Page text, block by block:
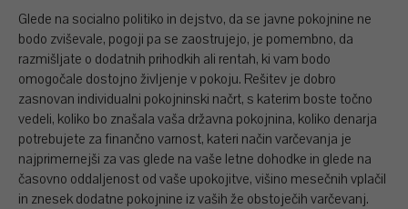
Glede na socialno politiko in dejstvo, da se javne pokojnine ne
bodo zviševale, pogoji pa se zaostrujejo, je pomembno, da
razmišljate o dodatnih prihodkih ali rentah, ki vam bodo
omogočale dostojno življenje v pokoju. Rešitev je dobro
zasnovan individualni pokojninski načrt, s katerim boste točno
vedeli, koliko bo znašala vaša državna pokojnina, koliko denarja
potrebujete za finančno varnost, kateri način varčevanja je
najprimernejši za vas glede na vaše letne dohodke in glede na
časovno oddaljenost od vaše upokojitve, višino mesečnih vplačil
in znesek dodatne pokojnine iz vaših že obstoječih varčevanj.